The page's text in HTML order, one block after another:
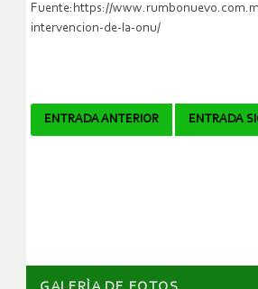
Fuente:https://
intervencion-de-la-onu/
Navegador
ENTRADA ANTERIOR ENTRADA